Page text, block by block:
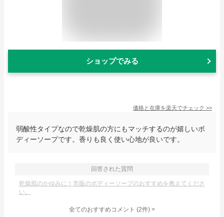
ショップでみる
価格と在庫を楽天でチェック >>
弱酸性タイプなので乾燥肌の方にもマッチするのが嬉しいボ
ディーソープです。香りも良く使い心地が良いです。
回答された質問
乾燥肌のかゆみに！市販のボディーソープのおすすめを教えてくださ
い。
全てのおすすめコメント (2件) >